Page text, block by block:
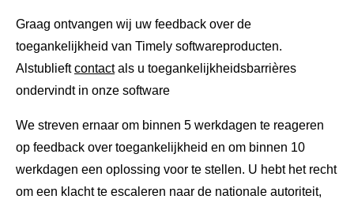
Graag ontvangen wij uw feedback over de
toegankelijkheid van Timely softwareproducten.
Alstublieftcontactals u toegankelijkheidsbarrières
ondervindt in onze software
We streven ernaar om binnen 5 werkdagen te reageren
op feedback over toegankelijkheid en om binnen 10
werkdagen een oplossing voor te stellen. U hebt het recht
om een ​​klacht te escaleren naar de nationale autoriteit,